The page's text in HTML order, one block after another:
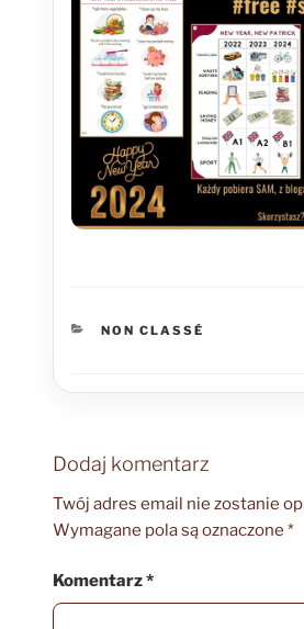
KATEGORIE
NON CLASSÉ
Dodaj komentarz
Twój adres email nie zostanie
Wymagane pola są oznaczone *
Komentarz*